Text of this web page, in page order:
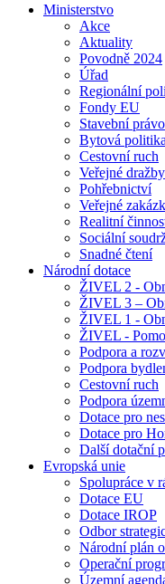
Ministerstvo
Akce
Aktuality
Povodně 2024
Úřad
Regionální
Fondy EU
Stavební právo
Bytová politika
Cestovní ruch
Veřejné dražby
Pohřebnictví
Veřejné
Realitní
Sociální
Snadné čtení
Národní dotace
ŽIVEL 2 -
ŽIVEL 3 –
ŽIVEL 1 -
ŽIVEL -
Podpora a
Podpora
Cestovní ruch
Podpora
Dotace pro
Dotace pro
Další dotační
Evropská unie
Spolupráce v
Dotace EU
Dotace IROP
Odbor
Národní plán
Operační
Územní